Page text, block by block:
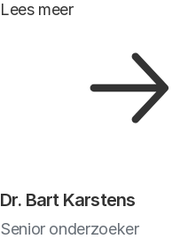
Lees meer
Dr. Bart Karstens
Senior onderzoeker